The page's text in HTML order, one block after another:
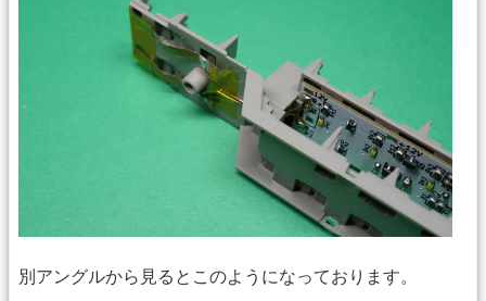
別アングルから見るとこのようになっております。